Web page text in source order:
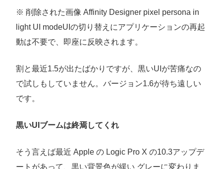
※ 削除された画像 Affinity Designer pixel persona in
light UI modeUIの切り替えにアプリケーションの再起
動は不要で、即座に反映されます。
割と最近1.5が出たばかりですが、黒いUIが苦痛なの
で試しもしていません。バージョン1.6が待ち遠しい
です。
黒いUIブームは終焉してくれ
そう言えば最近 Apple の Logic Pro X の10.3アップデ
ートがあって、黒い背景色が緩い グレーに変わりま